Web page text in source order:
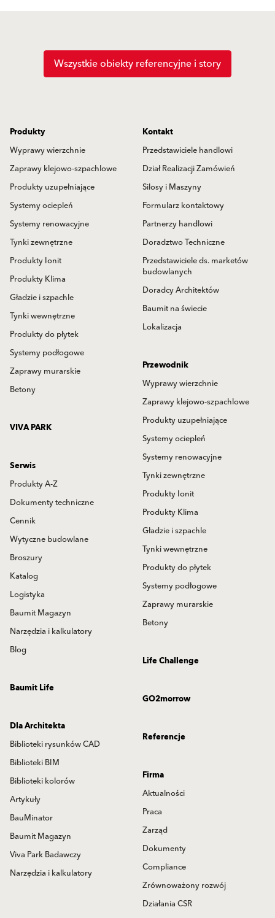
Wszystkie obiekty referencyjne i story
Produkty
Wyprawy wierzchnie
Zaprawy klejowo-szpachlowe
Produkty uzupełniające
Systemy ociepleń
Systemy renowacyjne
Tynki zewnętrzne
Produkty Ionit
Produkty Klima
Gładzie i szpachle
Tynki wewnętrzne
Produkty do płytek
Systemy podłogowe
Zaprawy murarskie
Betony
Kontakt
Przedstawiciele handlowi
Dział Realizacji Zamówień
Silosy i Maszyny
Formularz kontaktowy
Partnerzy handlowi
Doradztwo Techniczne
Przedstawiciele ds. marketów
budowlanych
Doradcy Architektów
Baumit na świecie
Lokalizacja
Przewodnik
Wyprawy wierzchnie
Zaprawy klejowo-szpachlowe
Produkty uzupełniające
Systemy ociepleń
Systemy renowacyjne
Tynki zewnętrzne
Produkty Ionit
Produkty Klima
Gładzie i szpachle
Tynki wewnętrzne
Produkty do płytek
Systemy podłogowe
Zaprawy murarskie
Betony
VIVA PARK
Serwis
Produkty A-Z
Dokumenty techniczne
Cennik
Wytyczne budowlane
Broszury
Katalog
Logistyka
Baumit Magazyn
Narzędzia i kalkulatory
Blog
Life Challenge
Baumit Life
GO2morrow
Dla Architekta
Biblioteki rysunków CAD
Biblioteki BIM
Biblioteki kolorów
Artykuły
BauMinator
Baumit Magazyn
Viva Park Badawczy
Narzędzia i kalkulatory
Referencje
Firma
Aktualności
Praca
Zarząd
Dokumenty
Compliance
Zrównoważony rozwój
Działania CSR